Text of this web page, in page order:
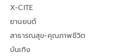
X-CITE
ยานยนต์
สาธารณสุข-คุณภาพชีวิต
บันเทิง